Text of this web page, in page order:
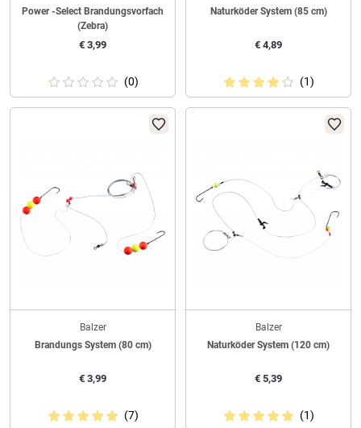
Power -Select Brandungsvorfach
(Zebra)
€ 3,99
(0)
Naturköder System (85 cm)
€ 4,89
(1)
Balzer
Brandungs System (80 cm)
€ 3,99
(7)
Balzer
Naturköder System (120 cm)
€ 5,39
(1)